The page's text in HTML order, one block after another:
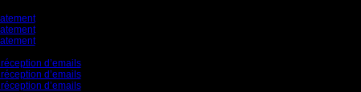
d’emails
d’emails
d’emails